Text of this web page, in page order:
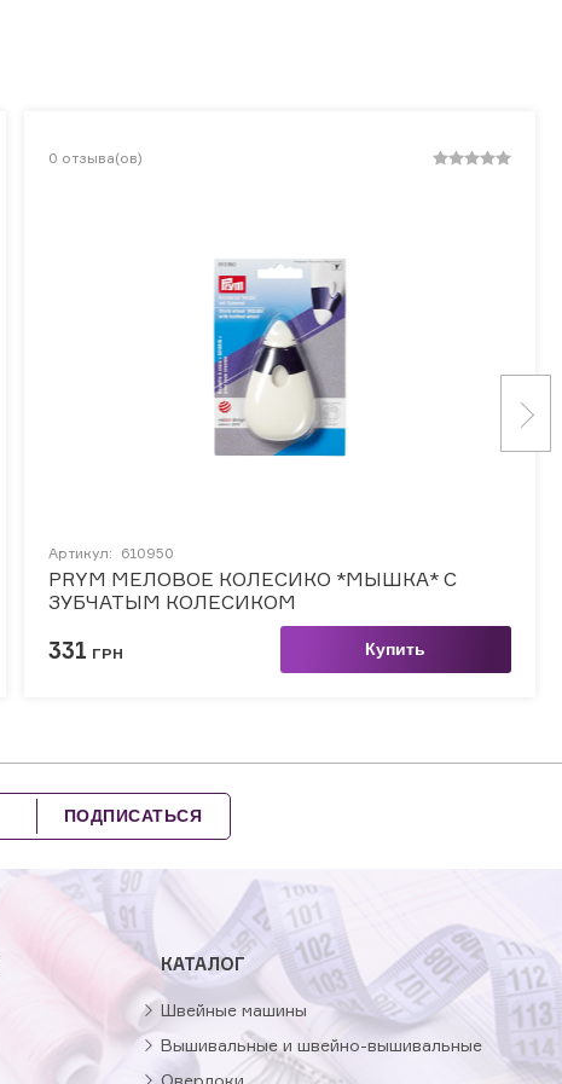
0 отзыва(ов)
Артикул: 610950
PRYM МЕЛОВОЕ КОЛЕСИКО *МЫШКА* С
ЗУБЧАТЫМ КОЛЕСИКОМ
331 ГРН Купить
ПОДПИСАТЬСЯ
КАТАЛОГ
Швейные машины
Вышивальные и швейно-вышивальные